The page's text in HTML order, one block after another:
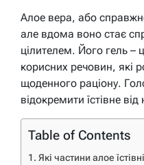
Алое вера, або
але вдома воно стає
цілителем. Його гель
корисних речовин, які
щоденного раціону.
відокремити їстівне
Table of Contents
Які частини алое